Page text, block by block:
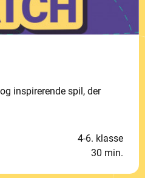
inspirerende spil, der
4-6. klasse
30 min.